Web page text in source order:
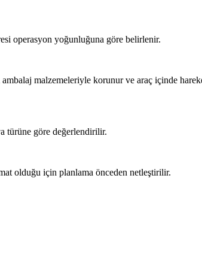
operasyon yoğunluğuna göre belirlenir.
malzemeleriyle korunur ve araç içinde
türüne göre değerlendirilir.
olduğu için planlama önceden netleştirilir.